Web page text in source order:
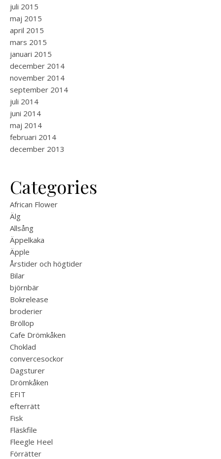
juli 2015
maj 2015
april 2015
mars 2015
januari 2015
december 2014
november 2014
september 2014
juli 2014
juni 2014
maj 2014
februari 2014
december 2013
Categories
African Flower
Älg
Allsång
Äppelkaka
Äpple
Årstider och högtider
Bilar
björnbär
Bokrelease
broderier
Bröllop
Cafe Drömkåken
Choklad
convercesockor
Dagsturer
Drömkåken
EFIT
efterrätt
Fisk
Fläskfile
Fleegle Heel
Förrätter